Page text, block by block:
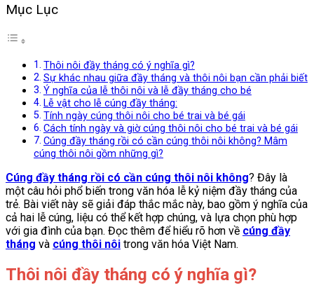
Mục Lục
Thôi nôi đầy tháng có ý nghĩa gì?
Sự khác nhau giữa đầy tháng và thôi nôi bạn cần phải biết
Ý nghĩa của lễ thôi nôi và lễ đầy tháng cho bé
Lễ vật cho lễ cúng đầy tháng:
Tính ngày cúng thôi nôi cho bé trai và bé gái
Cách tính ngày và giờ cúng thôi nôi cho bé trai và bé gái
Cúng đầy tháng rồi có cần cúng thôi nôi không? Mâm
cúng thôi nôi gồm những gì?
Cúng đầy tháng rồi có cần cúng thôi nôi không? Đây là
một câu hỏi phổ biến trong văn hóa lễ kỷ niệm đầy tháng của
trẻ. Bài viết này sẽ giải đáp thắc mắc này, bao gồm ý nghĩa của
cả hai lễ cúng, liệu có thể kết hợp chúng, và lựa chọn phù hợp
với gia đình của bạn. Đọc thêm để hiểu rõ hơn về cúng đầy
tháng và cúng thôi nôi trong văn hóa Việt Nam.
Thôi nôi đầy tháng có ý nghĩa gì?